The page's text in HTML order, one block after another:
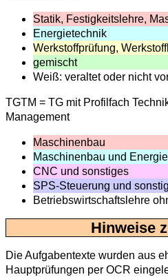
Statik, Festigkeitslehre,
Energietechnik
Werkstoffprüfung,
gemischt
Weiß: veraltet oder nicht
TGTM = TG mit Profilfach
Management
Maschinenbau
Maschinenbau und
CNC und sonstiges
SPS-Steuerung und
Betriebswirtschaftslehre
Hinweise
Die Aufgabentexte wurden aus
Hauptprüfungen per OCR